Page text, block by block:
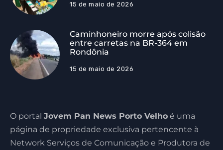
15 de maio de 2026
Caminhoneiro morre após colisão
entre carretas na BR-364 em
Rondônia
15 de maio de 2026
O portal Jovem Pan News Porto Velho é uma
página de propriedade exclusiva pertencente à
Network Serviços de Comunicação e Produtora de